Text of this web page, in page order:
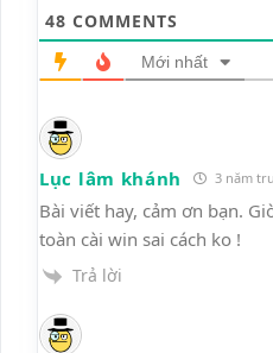
48 COMMENTS
Mới nhất
Lục lâm khánh 3 năm
Bài viết hay, cảm ơn bạn.
toàn cài win sai cách ko !
Trả lời